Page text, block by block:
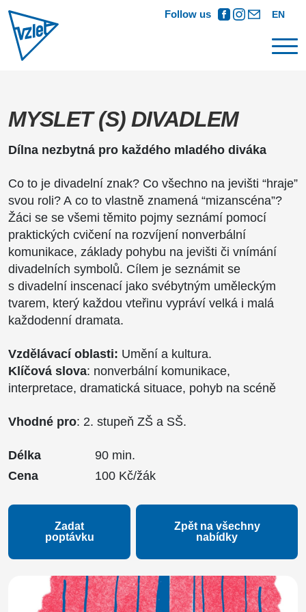
Follow us EN
MYSLET (S) DIVADLEM
Dílna nezbytná pro každého mladého diváka
Co to je divadelní znak? Co všechno na jevišti “hraje”
svou roli? A co to vlastně znamená “mizanscéna”?
Žáci se se všemi těmito pojmy seznámí pomocí
praktických cvičení na rozvíjení nonverbální
komunikace, základy pohybu na jevišti či vnímání
divadelních symbolů. Cílem je seznámit se
s divadelní inscenací jako svébytným uměleckým
tvarem, který každou vteřinu vypráví velká i malá
každodenní dramata.
Vzdělávací oblasti: Umění a kultura.
Klíčová slova: nonverbální komunikace,
interpretace, dramatická situace, pohyb na scéně
Vhodné pro: 2. stupeň ZŠ a SŠ.
Délka
90 min.
Cena
100 Kč/žák
Zadat
poptávku
Zpět na všechny
nabídky